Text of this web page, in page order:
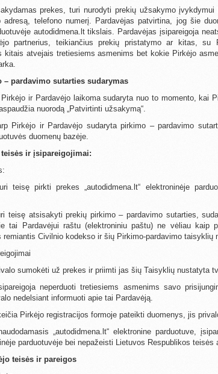
prekes, turi nurodyti prekių užsakymo
adresą, telefono numerį. Pardavėjas patvirtina, jog šie
autodidmena.lt tikslais. Pardavėjas įsipareigoja
partnerius, teikiančius prekių pristatymo ar kitas, su
kitais atvejais tretiesiems asmenims bet kokie Pirkėjo
– pardavimo sutarties sudarymas
ir Pardavėjo laikoma sudaryta nuo to momento, kai
nuorodą „Patvirtinti užsakymą“.
Pirkėjo ir Pardavėjo sudaryta pirkimo – pardavimo
duomenų bazėje.
ir įsipareigojimai:
teisę pirkti prekes „autodidmena.lt“ elektroninėje
teisę atsisakyti prekių pirkimo – pardavimo sutarties,
tai Pardavėjui raštu (elektroniniu paštu) ne vėliau kaip
remiantis Civilnio kodekso ir šių Pirkimo-pardavimo taisyklių
sumokėti už prekes ir priimti jas šių Taisyklių nustatyta
neperduoti tretiesiems asmenims savo
nedelsiant informuoti apie tai Pardavėją.
Pirkėjo registracijos formoje pateikti duomenys, jis
„autodidmena.lt“ elektronine parduotuve,
parduotuvėje bei nepažeisti Lietuvos Respublikos teisės
teisės ir pareigos